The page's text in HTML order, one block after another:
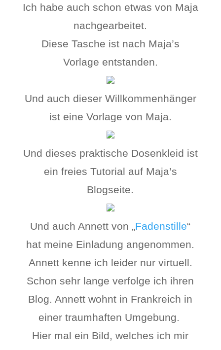
Ich habe auch schon etwas von Maja
nachgearbeitet.
Diese Tasche ist nach Maja’s
Vorlage entstanden.
Und auch dieser Willkommenhänger
ist eine Vorlage von Maja.
Und dieses praktische Dosenkleid ist
ein freies Tutorial auf Maja’s
Blogseite.
Und auch Annett von „Fadenstille“
hat meine Einladung angenommen.
Annett kenne ich leider nur virtuell.
Schon sehr lange verfolge ich ihren
Blog. Annett wohnt in Frankreich in
einer traumhaften Umgebung.
Hier mal ein Bild, welches ich mir